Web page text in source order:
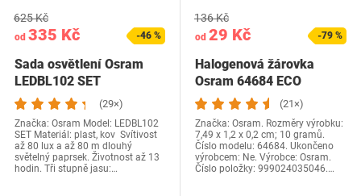
od 335 Kč
625 Kč
-46 %
Sada osvětlení Osram
LEDBL102 SET
(29×)
Značka: Osram Model: ‎LEDBL102
SET Materiál: plast, kov Svítivost
až 80 lux a až 80 m dlouhý
světelný paprsek. Životnost až 13
hodin. Tři stupně jasu:…
od 29 Kč
136 Kč
-79 %
Halogenová žárovka
Osram 64684 ECO
Haloline ECO
(21×)
Značka: Osram. Rozměry výrobku:
7,49 x 1,2 x 0,2 cm; 10 gramů.
Číslo modelu: 64684. Ukončeno
výrobcem: Ne. Výrobce: Osram.
Číslo položky: 999024035046.…